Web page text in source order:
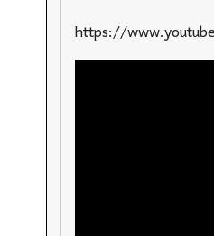
https://